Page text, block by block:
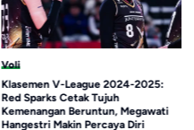
Voli
Klasemen V-League 2024-2025:
Red Sparks Cetak Tujuh
Kemenangan Beruntun, Megawati
Hangestri Makin Percaya Diri